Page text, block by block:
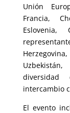
Unión
Francia,
intercambio
El evento